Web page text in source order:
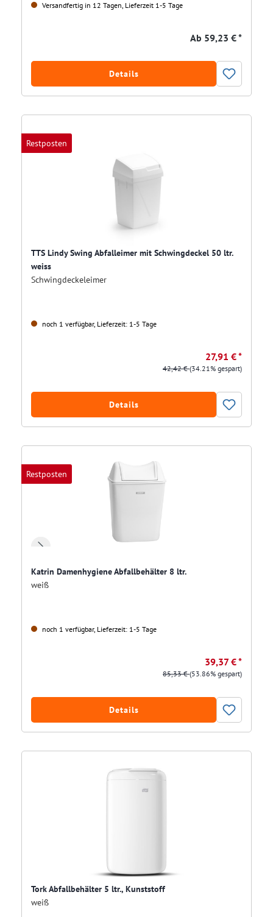
Versandfertig in 12 Tagen, Lieferzeit 1-5 Tage
Ab 59,23 € *
Details
Restposten
TTS Lindy Swing Abfalleimer mit Schwingdeckel 50 ltr.
weiss
Schwingdeckeleimer
noch 1 verfügbar, Lieferzeit: 1-5 Tage
27,91 € *
42,42 €(34.21% gespart)
Details
Restposten
Katrin Damenhygiene Abfallbehälter 8 ltr.
weiß
noch 1 verfügbar, Lieferzeit: 1-5 Tage
39,37 € *
85,33 €(53.86% gespart)
Details
Tork Abfallbehälter 5 ltr., Kunststoff
weiß